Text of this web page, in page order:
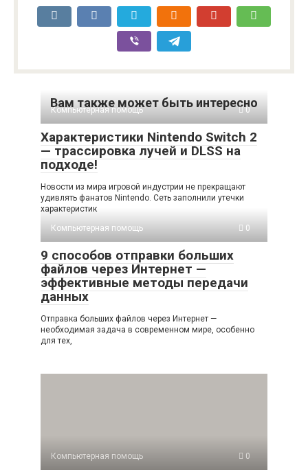
Вам также может быть интересно
Компьютерная помощь 0
Характеристики Nintendo Switch 2
— трассировка лучей и DLSS на
подходе!
Новости из мира игровой индустрии не прекращают
удивлять фанатов Nintendo. Сеть заполнили утечки
характеристик
Компьютерная помощь
0
9 способов отправки больших
файлов через Интернет —
эффективные методы передачи
данных
Отправка больших файлов через Интернет —
необходимая задача в современном мире, особенно
для тех,
Компьютерная помощь 0